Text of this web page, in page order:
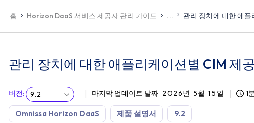
홈 Horizon DaaS 서비스 제공자 관리 가이드 ... 관리 장치에 대한 애
관리 장치에 대한 애플리케이션별 CIM 제
버전: 9.2 마지막 업데이트 날짜 2026년 5월 15일 1
Omnissa Horizon DaaS 제품 설명서 9.2